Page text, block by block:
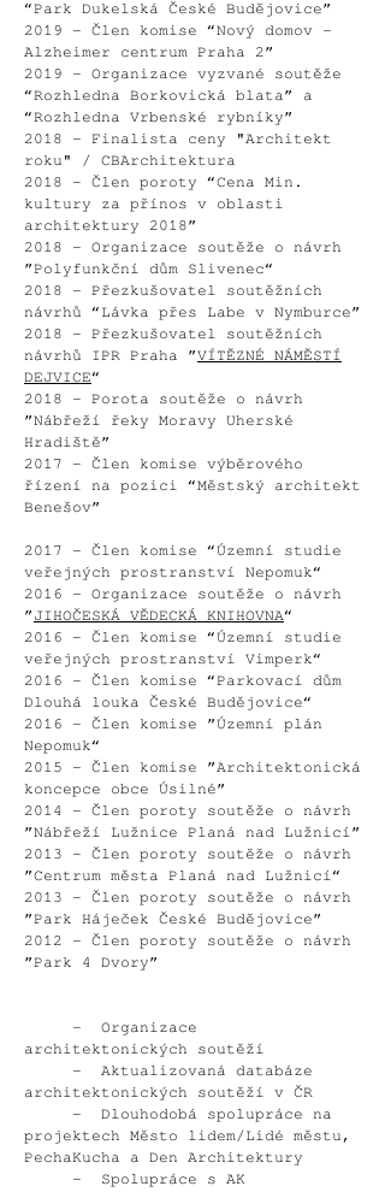
“Park Dukelská České Budějovice”
2019 – Člen komise “Nový domov -
Alzheimer centrum Praha 2”
2019 – Organizace vyzvané soutěže
“Rozhledna Borkovická blata” a
“Rozhledna Vrbenské rybníky”
2018 - Finalista ceny "Architekt
roku" / CBArchitektura
2018 - Člen poroty “Cena Min.
kultury za přínos v oblasti
architektury 2018”
2018 - Organizace soutěže o návrh
”Polyfunkční dům Slivenec“
2018 - Přezkušovatel soutěžních
návrhů “Lávka přes Labe v Nymburce”
2018 - Přezkušovatel soutěžních
návrhů IPR Praha ”VÍTĚZNÉ NÁMĚSTÍ
DEJVICE“
2018 - Porota soutěže o návrh
”Nábřeží řeky Moravy Uherské
Hradiště”
2017 - Člen komise výběrového
řízení na pozici “Městský architekt
Benešov”
2017 - Člen komise “Územní studie
veřejných prostranství Nepomuk“
2016 - Organizace soutěže o návrh
” JIHOČESKÁ VĚDECKÁ KNIHOVNA“
2016 - Člen komise “Územní studie
veřejných prostranství Vimperk“
2016 - Člen komise “Parkovací dům
Dlouhá louka České Budějovice“
2016 - Člen komise ”Územní plán
Nepomuk“
2015 - Člen komise ”Architektonická
koncepce obce Úsilné”
2014 - Člen poroty soutěže o návrh
”Nábřeží Lužnice Planá nad Lužnicí”
2013 - Člen poroty soutěže o návrh
”Centrum města Planá nad Lužnicí“
2013 - Člen poroty soutěže o návrh
”Park Háječek České Budějovice”
2012 - Člen poroty soutěže o návrh
”Park 4 Dvory”
- Organizace
architektonických soutěží
- Aktualizovaná databáze
architektonických soutěží v ČR
- Dlouhodobá spolupráce na
projektech Město lidem/Lidé městu,
PechaKucha a Den Architektury
- Spolupráce s AK